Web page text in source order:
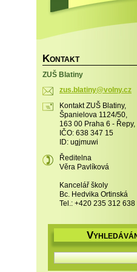
KONTAKT
ZUŠ Blatiny
zus.blatiny@volny.cz
Kontakt ZUŠ Blatiny,
Španielova 1124/50,
163 00 Praha 6 - Řepy,
IČO: 638 347 15
ID: ugjmuwi
Ředitelna
Věra Pavlíková
Kancelář školy
Bc. Hedvika Ortinská
Tel.: +420 235 312 638
V